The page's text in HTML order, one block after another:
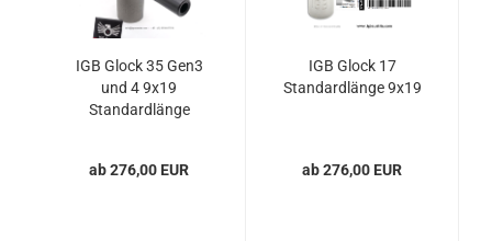
IGB Glock 35 Gen3
und 4 9x19
Standardlänge
ab 276,00 EUR
IGB Glock 17
Standardlänge 9x19
ab 276,00 EUR